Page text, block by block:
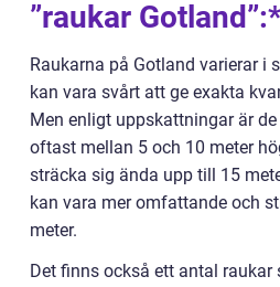
”raukar
Raukarna på Gotland varierar i
kan vara svårt att ge exakta
Men enligt uppskattningar är
oftast mellan 5 och 10 meter
sträcka sig ända upp till 15
kan vara mer omfattande och
meter.
Det finns också ett antal raukar